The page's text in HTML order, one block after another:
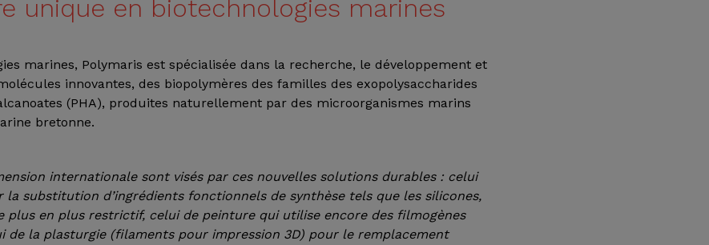
unique en biotechnologies marines
marines, Polymaris est spécialisée dans la recherche, le développement et
innovantes, des biopolymères des familles des exopolysaccharides
(PHA), produites naturellement par des microorganismes marins
bretonne.
internationale sont visés par ces nouvelles solutions durables : celui
la substitution d’ingrédients fonctionnels de synthèse tels que les silicones,
plus en plus restrictif, celui de peinture qui utilise encore des filmogènes
de la plasturgie (filaments pour impression 3D) pour le remplacement